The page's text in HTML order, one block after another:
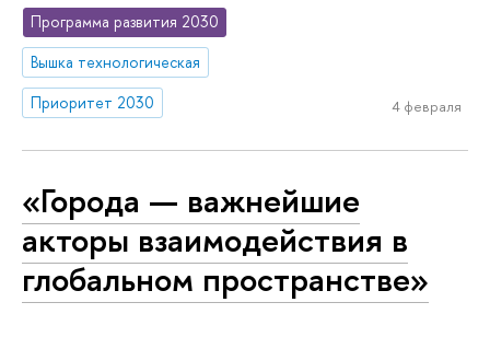
Программа развития 2030
Вышка технологическая
Приоритет 2030
4 февраля
«Города — важнейшие
акторы взаимодействия в
глобальном пространстве»